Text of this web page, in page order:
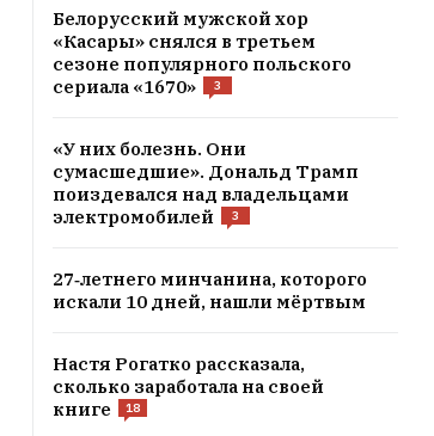
Белорусский мужской хор
«Касары» снялся в третьем
сезоне популярного польского
сериала «1670»
3
«У них болезнь. Они
сумасшедшие». Дональд Трамп
поиздевался над владельцами
электромобилей
3
27‑летнего минчанина, которого
искали 10 дней, нашли мёртвым
Настя Рогатко рассказала,
сколько заработала на своей
книге
18